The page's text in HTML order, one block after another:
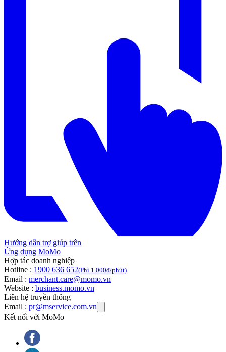
Hướng dẫn trợ giúp trên
Ứng dụng MoMo
Hợp tác doanh nghiệp
Hotline : 1900 636 652(Phí 1.000đ/phút)
Email : merchant.care@momo.vn
Website : business.momo.vn
Liên hệ truyền thông
Email : pr@mservice.com.vn
Kết nối với MoMo